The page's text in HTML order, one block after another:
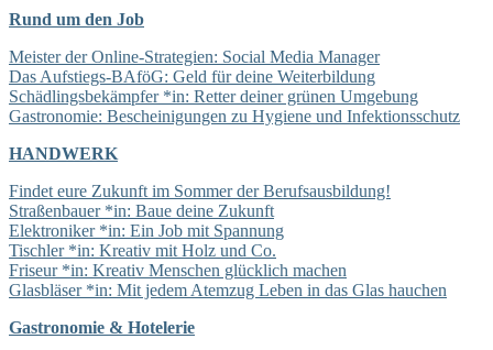
Rund um den Job
Meister der Online-Strategien: Social Media Manager
Das Aufstiegs-BAföG: Geld für deine Weiterbildung
Schädlingsbekämpfer *in: Retter deiner grünen Umgebung
Gastronomie: Bescheinigungen zu Hygiene und Infektionsschutz
HANDWERK
Findet eure Zukunft im Sommer der Berufsausbildung!
Straßenbauer *in: Baue deine Zukunft
Elektroniker *in: Ein Job mit Spannung
Tischler *in: Kreativ mit Holz und Co.
Friseur *in: Kreativ Menschen glücklich machen
Glasbläser *in: Mit jedem Atemzug Leben in das Glas hauchen
Gastronomie & Hotelerie